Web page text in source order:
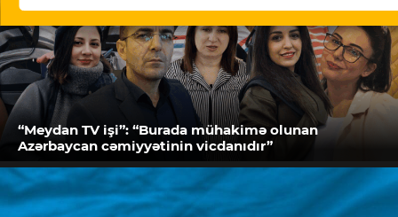
“Meydan TV işi”: “Burada mühakimə olunan
Azərbaycan cəmiyyətinin vicdanıdır”